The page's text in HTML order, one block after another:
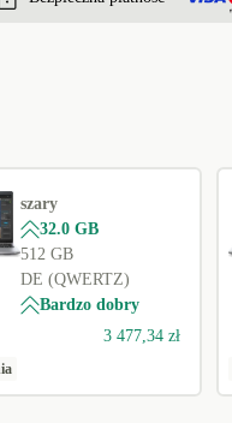
szary
32.0 GB
512 GB
DE (QWERTZ)
Bardzo dobry
3 477,34 zł